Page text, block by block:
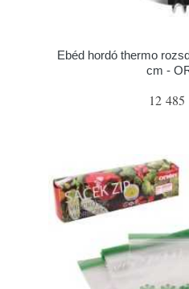
Ebéd hordó thermo
cm -
12 485